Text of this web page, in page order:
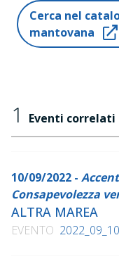
Cerca nel
mantovana
1 Eventi correlati
10/09/2022 -
Consapevolezza
ALTRA MAREA
EVENTO